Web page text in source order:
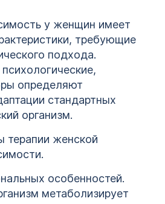
у женщин имеет
требующие
подхода.
определяют
стандартных
организм.
терапии женской
особенностей.
метаболизирует
ЗАЯВКУ
политикой
конфиденциальности
алкоголизма
Санкт-
Петербург
ЗАЯВКУ
конфиденциальности